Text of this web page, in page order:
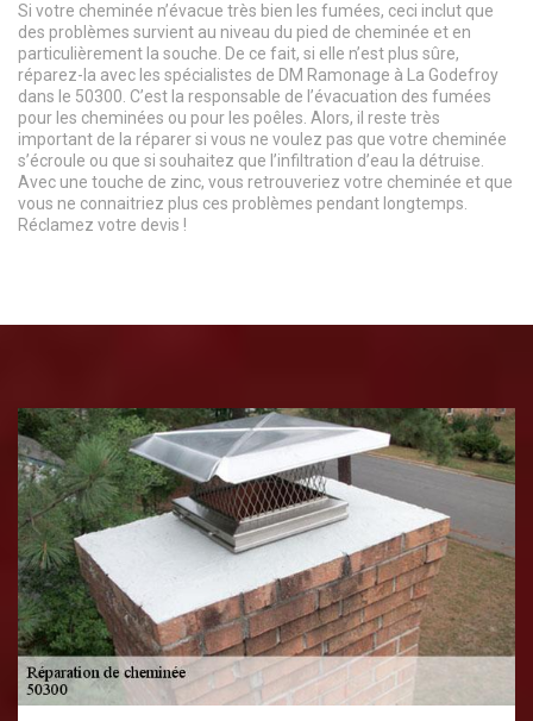
Si votre cheminée n’évacue très bien les fumées, ceci inclut que
des problèmes survient au niveau du pied de cheminée et en
particulièrement la souche. De ce fait, si elle n’est plus sûre,
réparez-la avec les spécialistes de DM Ramonage à La Godefroy
dans le 50300. C’est la responsable de l’évacuation des fumées
pour les cheminées ou pour les poêles. Alors, il reste très
important de la réparer si vous ne voulez pas que votre cheminée
s’écroule ou que si souhaitez que l’infiltration d’eau la détruise.
Avec une touche de zinc, vous retrouveriez votre cheminée et que
vous ne connaitriez plus ces problèmes pendant longtemps.
Réclamez votre devis !